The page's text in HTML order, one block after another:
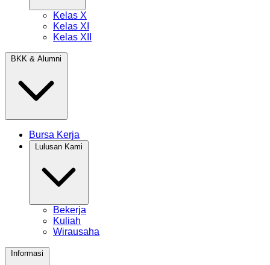
Kelas X
Kelas XI
Kelas XII
Bursa Kerja
Bekerja
Kuliah
Wirausaha